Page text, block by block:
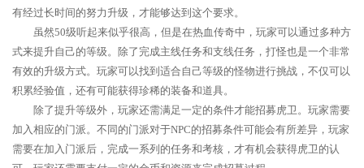
有经过长时间的努力升级，才能够达到这个要求。
虽然50级听起来似乎很高，但是在热血传奇中，玩家可以通过多种方
式来提升自己的等级。除了完成主线任务和支线任务，打怪也是一个非常
有效的升级方式。玩家可以找到适合自己等级的怪物进行挑战，不仅可以
积累经验值，还有可能获得珍稀的装备和道具。
除了提升等级外，玩家还需满足一定的条件才能招募虎卫。玩家需要
加入相应的门派。不同的门派对于NPC的招募条件可能会有所差异，玩家
需要在加入门派后，完成一系列的任务和考核，才有机会获得虎卫的认